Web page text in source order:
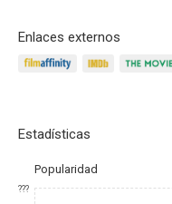
Enlaces externos
Estadísticas
Popularidad
???